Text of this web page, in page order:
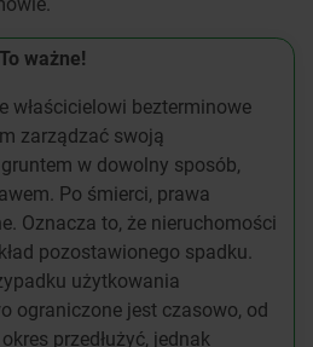
To ważne!
właścicielowi bezterminowe
zarządzać swoją
w dowolny sposób,
Po śmierci, prawa
Oznacza to, że nieruchomości
pozostawionego spadku.
użytkowania
ograniczone jest czasowo, od
przedłużyć, jednak